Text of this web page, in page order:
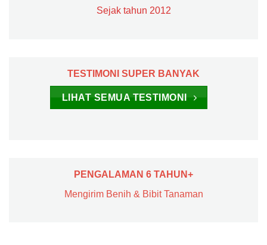
Sejak tahun 2012
TESTIMONI SUPER BANYAK
LIHAT SEMUA TESTIMONI
PENGALAMAN 6 TAHUN+
Mengirim Benih & Bibit Tanaman